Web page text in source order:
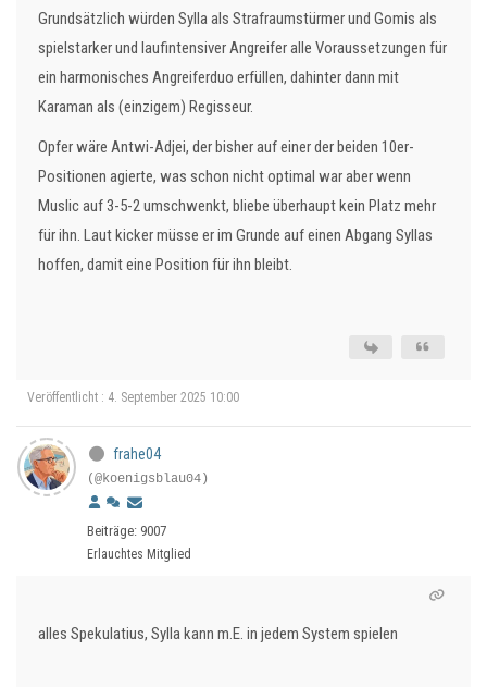
Grundsätzlich würden Sylla als Strafraumstürmer und Gomis als
spielstarker und laufintensiver Angreifer alle Voraussetzungen für
ein harmonisches Angreiferduo erfüllen, dahinter dann mit
Karaman als (einzigem) Regisseur.
Opfer wäre Antwi-Adjei, der bisher auf einer der beiden 10er-
Positionen agierte, was schon nicht optimal war aber wenn
Muslic auf 3-5-2 umschwenkt, bliebe überhaupt kein Platz mehr
für ihn. Laut kicker müsse er im Grunde auf einen Abgang Syllas
hoffen, damit eine Position für ihn bleibt.
Veröffentlicht : 4. September 2025 10:00
frahe04
(@koenigsblau04)
Beiträge: 9007
Erlauchtes Mitglied
alles Spekulatius, Sylla kann m.E. in jedem System spielen